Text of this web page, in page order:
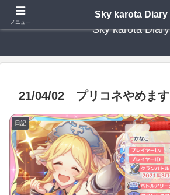
Sky karota Diary
21/04/02 プリコネやめます
日記
メニュー
Sky karota Diary